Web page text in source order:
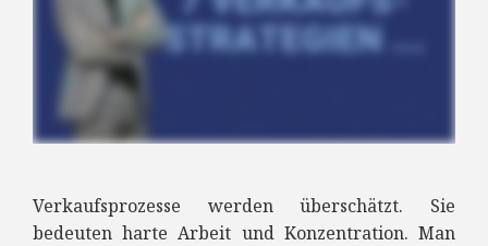
Verkaufsprozesse werden überschätzt. Sie
bedeuten harte Arbeit und Konzentration. Man